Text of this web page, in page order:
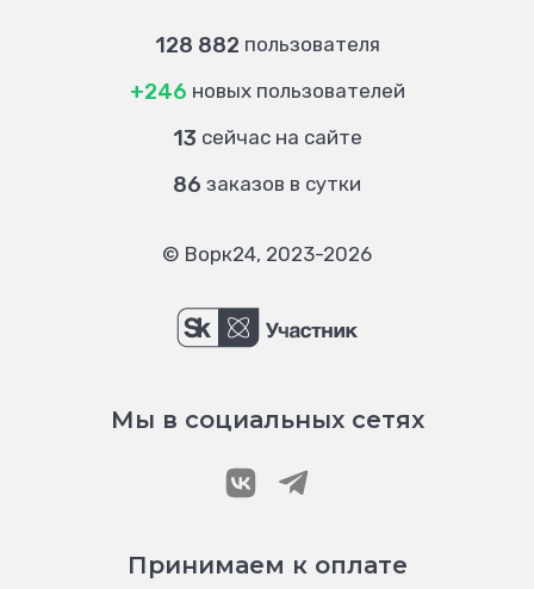
128 882 пользователя
+246 новых пользователей
13 сейчас на сайте
86 заказов в сутки
© Ворк24, 2023-2026
Мы в социальных сетях
Принимаем к оплате